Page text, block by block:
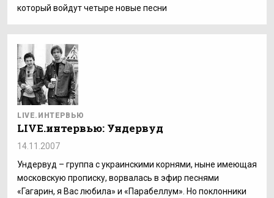
который войдут четыре новые песни
LIVE.ИНТЕРВЬЮ
LIVE.интервью: Ундервуд
14.11.2007
Ундервуд – группа с украинскими корнями, ныне имеющая
московскую прописку, ворвалась в эфир песнями
«Гагарин, я Вас любила» и «Парабеллум». Но поклонники